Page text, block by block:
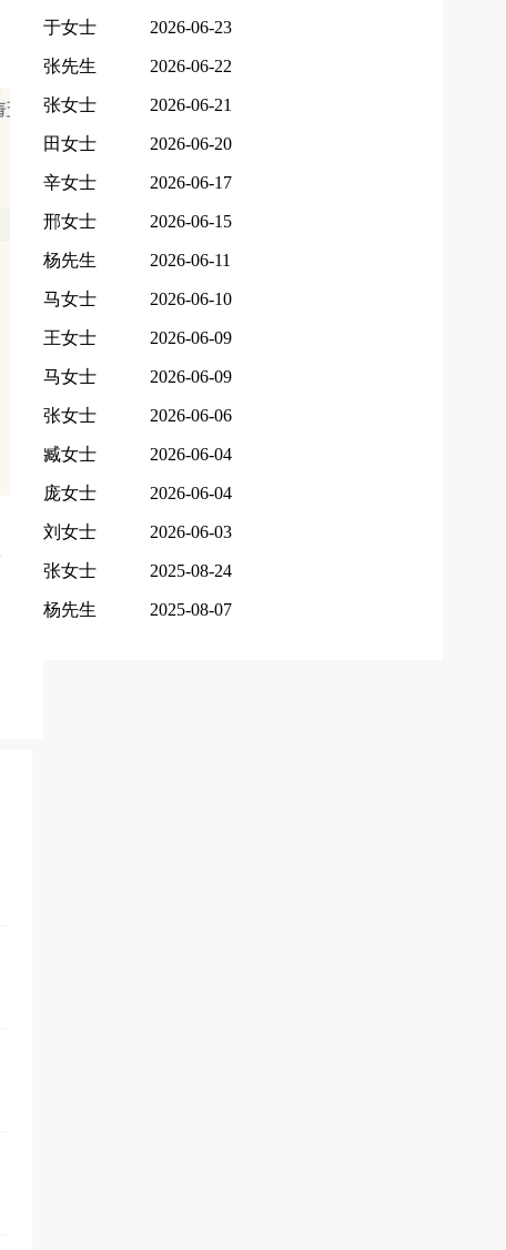
于女士 2026-06-23
张先生 2026-06-22
张女士 2026-06-21
田女士 2026-06-20
辛女士 2026-06-17
邢女士 2026-06-15
杨先生 2026-06-11
马女士 2026-06-10
王女士 2026-06-09
马女士 2026-06-09
张女士 2026-06-06
臧女士 2026-06-04
庞女士 2026-06-04
刘女士 2026-06-03
张女士 2025-08-24
杨先生 2025-08-07